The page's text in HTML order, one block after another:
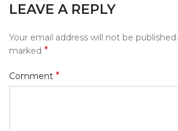
LEAVE A REPLY
Your email address will not be published.
marked *
Comment *